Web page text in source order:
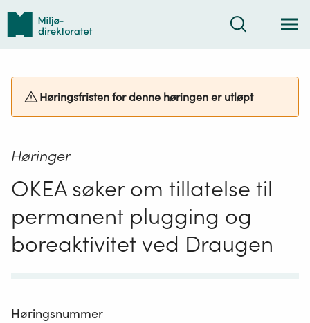
Tilbake
forsiden
Søk
Høringsfristen for denne høringen er utløpt
Høringer
OKEA søker om tillatelse til
permanent plugging og
boreaktivitet ved Draugen
Høringsnummer